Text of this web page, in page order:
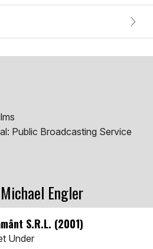
Public Broadcasting Service
Engler
S.R.L. (2001)
Under